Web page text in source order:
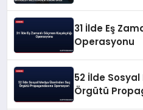
31 İlde Eş
Operasyonu
52 İlde
Örgütü